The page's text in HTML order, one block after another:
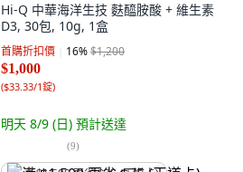
Hi-Q 中華海洋生技 麩醯胺酸 + 維生素
D3, 30包, 10g, 1盒
首購折扣價 16%$1,200
$1,000
($33.33/1錠)
明天 8/9 (日) 預計送達
(9)